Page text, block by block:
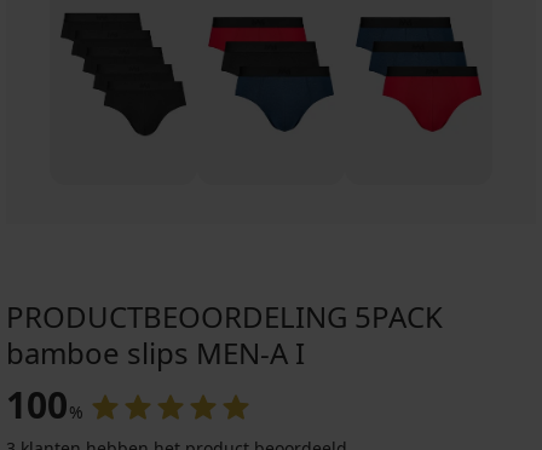
PRODUCTBEOORDELING 5PACK
bamboe slips MEN-A I
100%